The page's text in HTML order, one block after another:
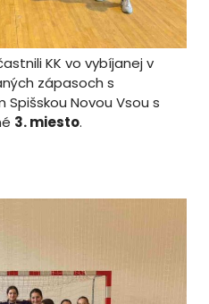
KK vo vybíjanej v
zápasoch s
Novou Vsou s
3. miesto.